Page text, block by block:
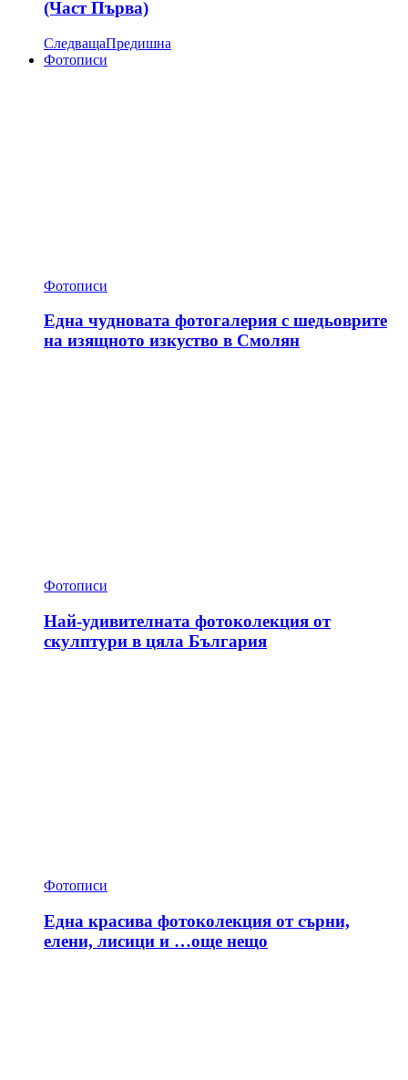
(Част Първа)
СледващаПредишна
Фотописи
Фотописи
Една чудновата фотогалерия с шедьоврите
на изящното изкуство в Смолян
Фотописи
Най-удивителната фотоколекция от
скулптури в цяла България
Фотописи
Една красива фотоколекция от сърни,
елени, лисици и …още нещо